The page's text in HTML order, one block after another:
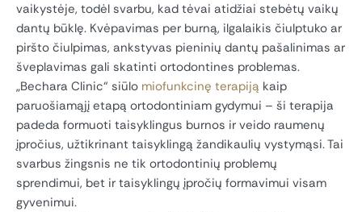
vaikystėje, todėl svarbu, kad tėvai atidžiai stebėtų vaikų
dantų būklę. Kvėpavimas per burną, ilgalaikis čiulptuko ar
piršto čiulpimas, ankstyvas pieninių dantų pašalinimas ar
šveplavimas gali skatinti ortodontines problemas.
„Bechara Clinic“ siūlo miofunkcinę terapiją kaip
paruošiamąjį etapą ortodontiniam gydymui – ši terapija
padeda formuoti taisyklingus burnos ir veido raumenų
įpročius, užtikrinant taisyklingą žandikaulių vystymąsi. Tai
svarbus žingsnis ne tik ortodontinių problemų
sprendimui, bet ir taisyklingų įpročių formavimui visam
gyvenimui.